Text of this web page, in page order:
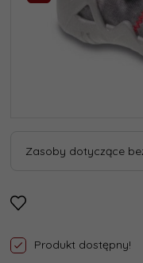
Zasoby dotyczące
Produkt dostępny!